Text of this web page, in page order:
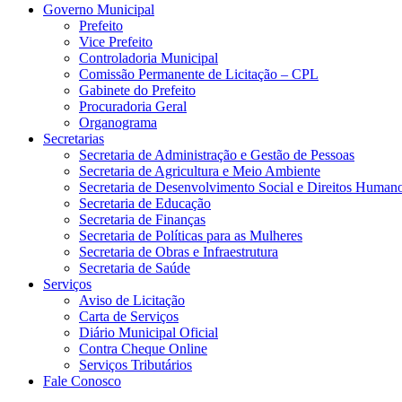
Governo Municipal
Prefeito
Vice Prefeito
Controladoria Municipal
Comissão Permanente de Licitação – CPL
Gabinete do Prefeito
Procuradoria Geral
Organograma
Secretarias
Secretaria de Administração e Gestão de Pessoas
Secretaria de Agricultura e Meio Ambiente
Secretaria de Desenvolvimento Social e Direitos
Secretaria de Educação
Secretaria de Finanças
Secretaria de Políticas para as Mulheres
Secretaria de Obras e Infraestrutura
Secretaria de Saúde
Serviços
Aviso de Licitação
Carta de Serviços
Diário Municipal Oficial
Contra Cheque Online
Serviços Tributários
Fale Conosco